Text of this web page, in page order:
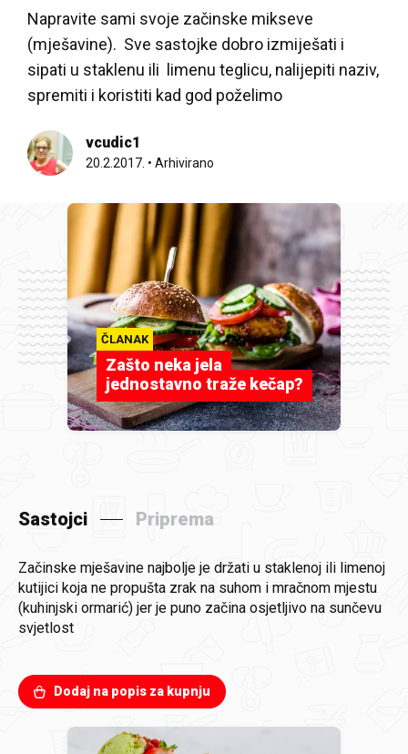
Napravite sami svoje začinske mikseve
(mješavine). Sve sastojke dobro izmiješati i
sipati u staklenu ili limenu teglicu, nalijepiti naziv,
spremiti i koristiti kad god poželimo
vcudic1
20.2.2017. • Arhivirano
ČLANAK
Zašto neka jela
jednostavno traže kečap?
Sastojci Priprema
Začinske mješavine najbolje je držati u staklenoj ili limenoj
kutijici koja ne propušta zrak na suhom i mračnom mjestu
(kuhinjski ormarić) jer je puno začina osjetljivo na sunčevu
svjetlost
Dodaj na popis za kupnju